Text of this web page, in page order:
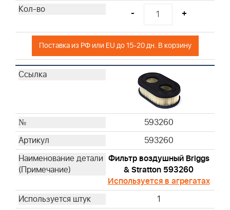
- +
Поставка из РФ или EU до 15-20 дн. В корзину
593260
593260
Фильтр воздушный Briggs
& Stratton 593260
Используется в агрегатах
1